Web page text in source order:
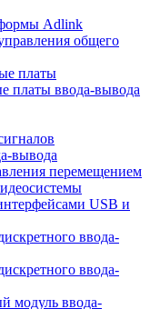
Adlink
общего
платы
платы ввода-вывода
вывода
перемещением
USB и
ввода-
ввода-
модуль ввода-